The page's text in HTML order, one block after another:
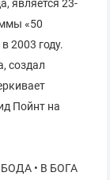
является 23-
«50
2003 году.
создал
Пойнт на
• В БОГА